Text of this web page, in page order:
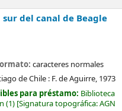
del canal de Beagle
caracteres normales
de Chile : F. de Aguirre, 1973
para préstamo: Biblioteca
(1) Signatura topográfica:AGN